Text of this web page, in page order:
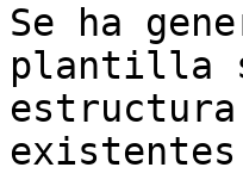
Se ha
plantilla
existentes